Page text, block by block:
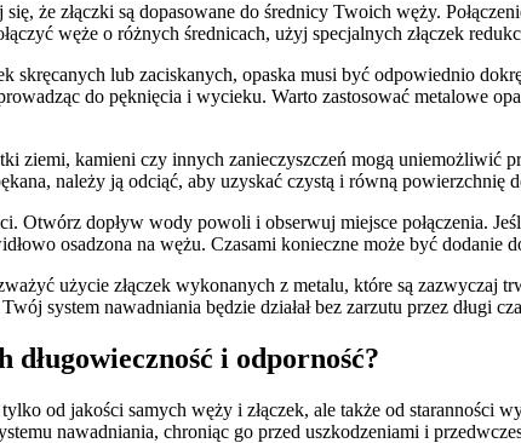
że złączki są dopasowane do średnicy Twoich węży.
węże o różnych średnicach, użyj specjalnych złączek
skręcanych lub zaciskanych, opaska musi być odpowiednio
do pęknięcia i wycieku. Warto zastosować metalowe
ziemi, kamieni czy innych zanieczyszczeń mogą uniemożliwić
należy ją odciąć, aby uzyskać czystą i równą powierzchnię
Otwórz dopływ wody powoli i obserwuj miejsce połączenia.
osadzona na wężu. Czasami konieczne może być dodanie
użycie złączek wykonanych z metalu, które są zazwyczaj
system nawadniania będzie działał bez zarzutu przez długi
długowieczność i odporność?
od jakości samych węży i złączek, ale także od staranności
nawadniania, chroniąc go przed uszkodzeniami i